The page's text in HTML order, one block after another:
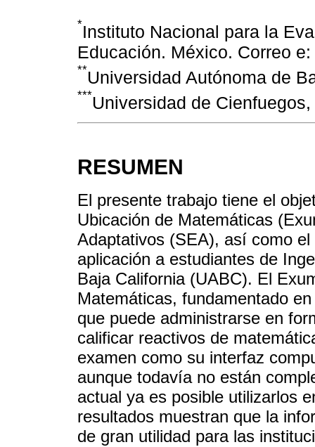
*Instituto Nacional para la
Educación. México. Correo
**Universidad Autónoma de
***Universidad de
RESUMEN
El presente trabajo tiene el
Ubicación de Matemáticas
Adaptativos (SEA), así como
aplicación a estudiantes de
Baja California (UABC). El
Matemáticas, fundamentado
que puede administrarse en
calificar reactivos de
examen como su interfaz
aunque todavía no están
actual ya es posible utilizarlos
resultados muestran que la
de gran utilidad para las